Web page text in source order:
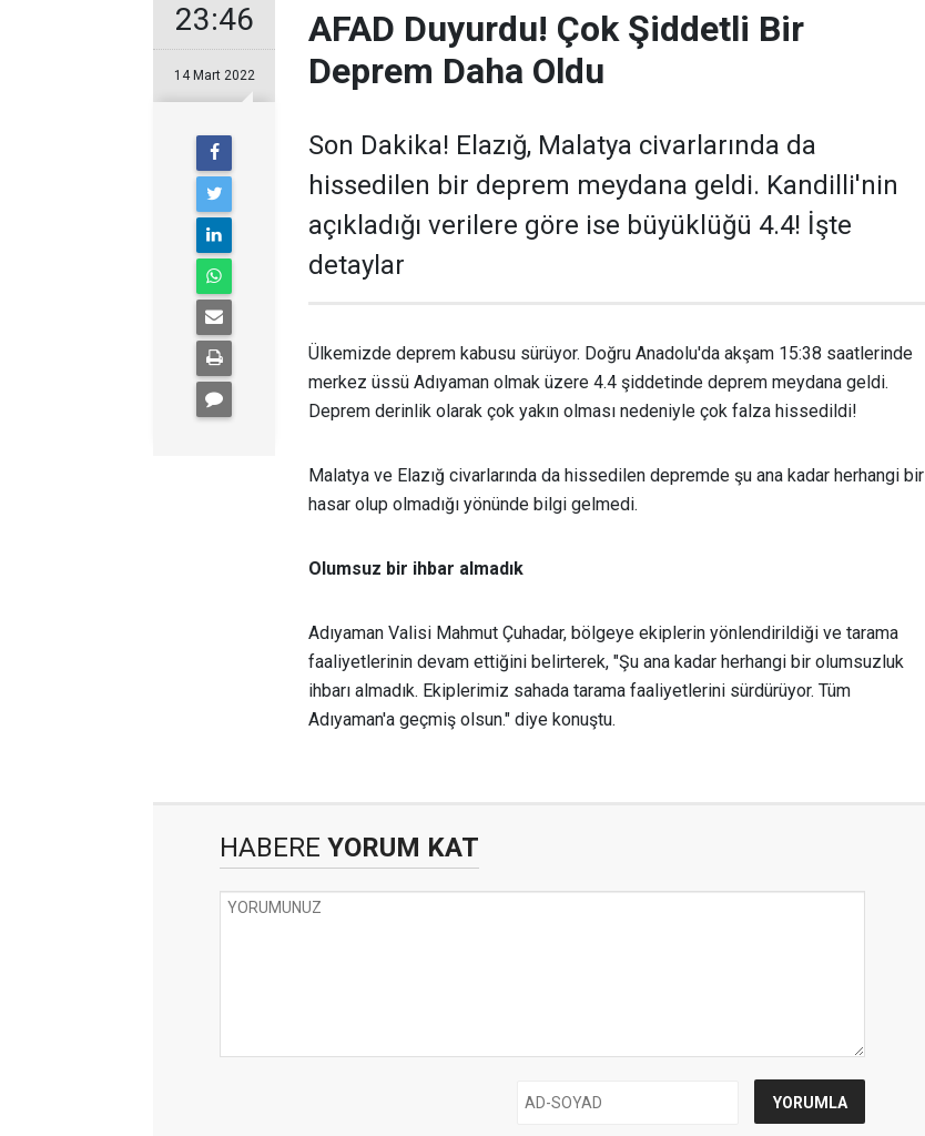
23:46
14 Mart 2022
AFAD Duyurdu! Çok Şiddetli Bir
Deprem Daha Oldu
Son Dakika! Elazığ, Malatya civarlarında da
hissedilen bir deprem meydana geldi. Kandilli'nin
açıkladığı verilere göre ise büyüklüğü 4.4! İşte
detaylar
Ülkemizde deprem kabusu sürüyor. Doğru Anadolu'da akşam 15:38 saatlerinde
merkez üssü Adıyaman olmak üzere 4.4 şiddetinde deprem meydana geldi.
Deprem derinlik olarak çok yakın olması nedeniyle çok falza hissedildi!
Malatya ve Elazığ civarlarında da hissedilen depremde şu ana kadar herhangi bir
hasar olup olmadığı yönünde bilgi gelmedi.
Olumsuz bir ihbar almadık
Adıyaman Valisi Mahmut Çuhadar, bölgeye ekiplerin yönlendirildiği ve tarama
faaliyetlerinin devam ettiğini belirterek, "Şu ana kadar herhangi bir olumsuzluk
ihbarı almadık. Ekiplerimiz sahada tarama faaliyetlerini sürdürüyor. Tüm
Adıyaman'a geçmiş olsun." diye konuştu.
HABERE YORUM KAT